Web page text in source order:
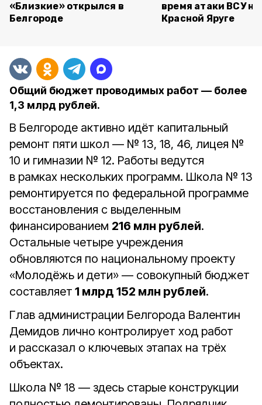
«Близкие» открылся в
Белгороде
время атаки ВСУ на
Красной Яруге
Общий бюджет проводимых работ — более
1,3 млрд рублей.
В Белгороде активно идёт капитальный
ремонт пяти школ — № 13, 18, 46, лицея №
10 и гимназии № 12. Работы ведутся
в рамках нескольких программ. Школа № 13
ремонтируется по федеральной программе
восстановления с выделенным
финансированием 216 млн рублей.
Остальные четыре учреждения
обновляются по национальному проекту
«Молодёжь и дети» — совокупный бюджет
составляет 1 млрд 152 млн рублей.
Глав администрации Белгорода Валентин
Демидов лично контролирует ход работ
и рассказал о ключевых этапах на трёх
объектах.
Школа № 18 — здесь старые конструкции